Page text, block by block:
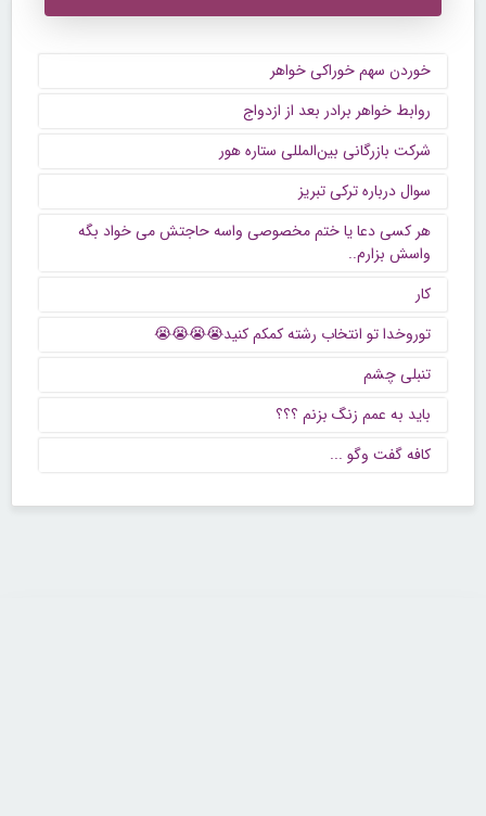
خوردن سهم خوراکی خواهر
روابط خواهر برادر بعد از ازدواج
شرکت بازرگانی بین‌المللی ستاره هور
سوال درباره ترکی تبریز
هر کسی دعا یا ختم مخصوصی واسه حاجتش می خواد بگه
واسش بزارم..
کار
توروخدا تو انتخاب رشته کمکم کنید😭😭😭😭
تنبلی چشم
باید به عمم زنگ بزنم ؟؟؟
كافه گفت وگو ...